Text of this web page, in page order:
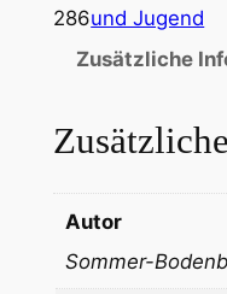
286und Jugend
Zusätzliche
Autor
Sommer-